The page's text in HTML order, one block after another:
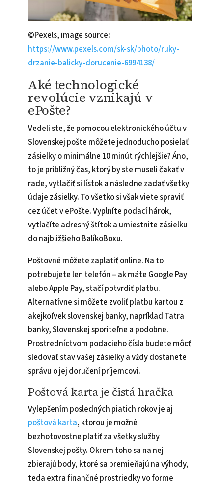
©Pexels, image source:
https://www.pexels.com/sk-sk/photo/ruky-
drzanie-balicky-dorucenie-6994138/
Aké technologické
revolúcie vznikajú v
ePošte?
Vedeli ste, že pomocou elektronického účtu v
Slovenskej pošte môžete jednoducho posielať
zásielky o minimálne 10 minút rýchlejšie? Áno,
to je približný čas, ktorý by ste museli čakať v
rade, vytlačiť si lístok a následne zadať všetky
údaje zásielky. To všetko si však viete spraviť
cez účet v ePošte. Vyplníte podací hárok,
vytlačíte adresný štítok a umiestnite zásielku
do najbližšieho BalíkoBoxu.
Poštovné môžete zaplatiť online. Na to
potrebujete len telefón – ak máte Google Pay
alebo Apple Pay, stačí potvrdiť platbu.
Alternatívne si môžete zvoliť platbu kartou z
akejkoľvek slovenskej banky, napríklad Tatra
banky, Slovenskej sporiteľne a podobne.
Prostredníctvom podacieho čísla budete môcť
sledovať stav vašej zásielky a vždy dostanete
správu o jej doručení príjemcovi.
Poštová karta je čistá hračka
Vylepšením posledných piatich rokov je aj
poštová karta, ktorou je možné
bezhotovostne platiť za všetky služby
Slovenskej pošty. Okrem toho sa na nej
zbierajú body, ktoré sa premieňajú na výhody,
teda extra finančné prostriedky vo forme